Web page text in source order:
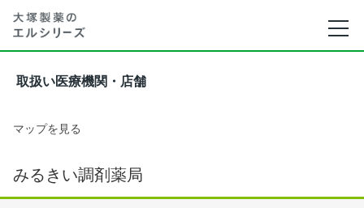
取扱い医療機関・店舗
マップを見る
みるきい調剤薬局